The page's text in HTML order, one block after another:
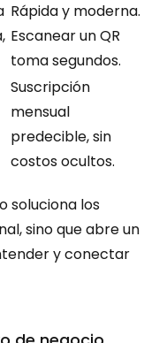
Rápida y moderna.
Escanear un QR
toma segundos.
Suscripción
mensual
predecible, sin
costos ocultos.
soluciona los
sino que abre un
y conectar